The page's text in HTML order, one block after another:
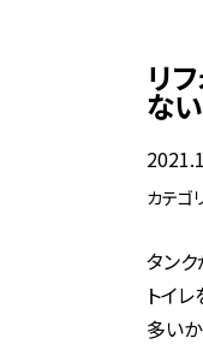
リ
な
カテゴ
タン
トイ
多い